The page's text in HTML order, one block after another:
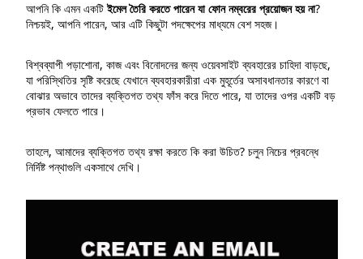
আপনি কি এমন একটিইমেল তৈরি করতে পারেন যা ফোন নম্বরের প্রয়োজন হয় না?
নিশ্চয়ই, আপনি পারেন, আর এটি কিছুটা পদক্ষেপের মাধ্যমে বেশ সহজ।
বিশ্বব্যাপী পড়াশোনা, কাজ এবং বিনোদনের জন্য ওয়েবসাইট ব্যবহারের চাহিদা বাড়ছে,
যা পরিস্থিতির সৃষ্টি করেছে যেখানে ব্যবহারকারীরা এক মুহূর্তের অসাবধানতার কারণে বা
বোঝার অভাবে তাদের ব্যক্তিগত তথ্য ফাঁস করে দিতে পারে, যা তাদের ওপর একটি বড়
প্রভাব ফেলতে পারে।
তাহলে, আমাদের ব্যক্তিগত তথ্য রক্ষা করতে কি করা উচিত? চলুন নিচের প্রবন্ধে
নির্দিষ্ট পন্থাগুলি একসাথে দেখি।